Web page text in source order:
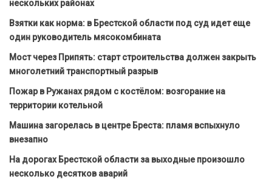
нескольких районах
Взятки как норма: в Брестской области под суд идет еще
один руководитель мясокомбината
Мост через Припять: старт строительства должен закрыть
многолетний транспортный разрыв
Пожар в Ружанах рядом с костёлом: возгорание на
территории котельной
Машина загорелась в центре Бреста: пламя вспыхнуло
внезапно
На дорогах Брестской области за выходные произошло
несколько десятков аварий